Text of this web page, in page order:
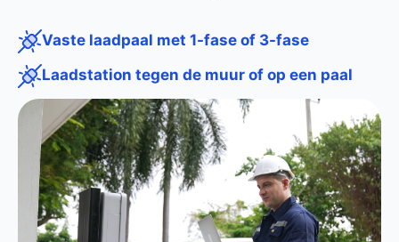
Vaste laadpaal met 1-fase of 3-fase
Laadstation tegen de muur of op een paal